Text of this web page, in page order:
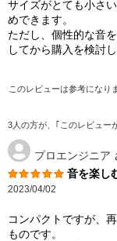
サイズがとても小さ
めできます。
ただし、個性的な音
してから購入を検討
このレビューは参考になり
3人の方が、｢このレビュー
プロエンジニア
音を楽し
2023/04/02
コンパクトですが、
ものです。